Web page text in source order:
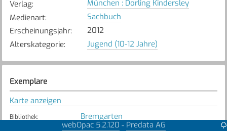
Verlag:
München : Dorling Kindersley
Medienart:
Sachbuch
Erscheinungsjahr:
2012
Alterskategorie: Jugend (10-12 Jahre)
Exemplare
Karte anzeigen
Bibliothek: Bremgarten
Verfügbar
webOpac 5.2.120 - Predata AG